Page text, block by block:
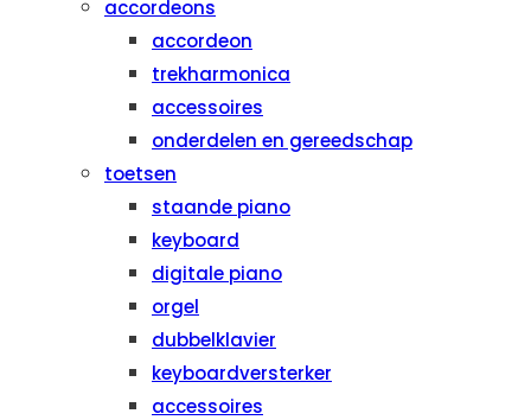
accordeons
accordeon
trekharmonica
accessoires
onderdelen en gereedschap
toetsen
staande piano
keyboard
digitale piano
orgel
dubbelklavier
keyboardversterker
accessoires